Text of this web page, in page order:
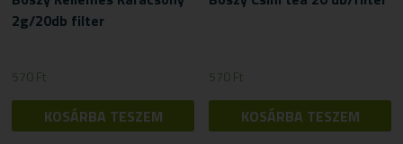
2g/20db filter
570Ft
KOSÁRBA TESZEM
570Ft
KOSÁRBA TESZEM